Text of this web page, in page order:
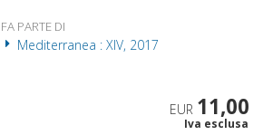
FA PARTE DI
Mediterranea : XIV, 2017
EUR 11,00
Iva esclusa